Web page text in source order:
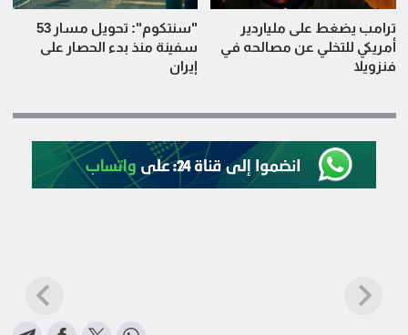
ترامب يضغط على ملياردير
أمريكي للتخلي عن مصالحه في
فنزويلا
"سنتكوم": تحويل مسار 53
سفينة منذ بدء الحصار على
إيران